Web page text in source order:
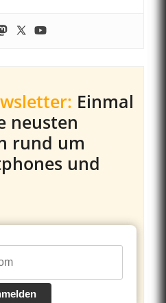
Einmal
neusten
rund um
und